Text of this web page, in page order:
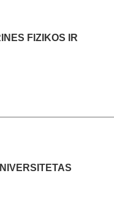
FIZIKOS IR